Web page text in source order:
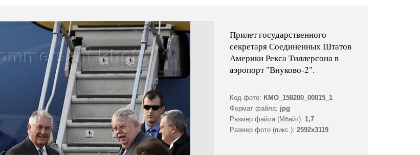
Прилет государственного
секретаря Соединенных Штатов
Америки Рекса Тиллерсона в
аэропорт "Внуково-2".
Код фото: KMO_158200_00015_1
Формат файла: jpg
Размер файла (Мбайт): 1,7
Размер фото (пикс.): 2592x3119